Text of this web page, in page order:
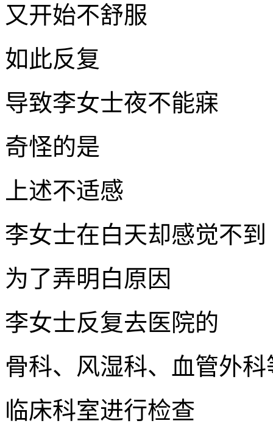
又开始不舒服
如此反复
导致李女士夜不能寐
奇怪的是
上述不适感
李女士在白天却感觉不到
为了弄明白原因
李女士反复去医院的
骨科、风湿科、血管外科
临床科室进行检查